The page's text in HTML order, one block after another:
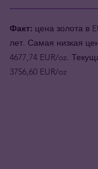
Факт: цена золота в
лет. Самая низкая
4677,74 EUR/oz.
3756,60 EUR/oz